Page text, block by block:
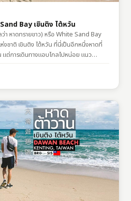
Bay เขินติง ไต้หวัน
า หาดทรายขาว) หรือ White Sand Bay
ชาติ เขินติง ไต้หวัน ที่นี่เป็นอีกหนึ่งหาดที่
ต่การเดินทางแอบไกลไปหน่อย แนว
รายที่นี่สีออกเหลืองๆ มากกว่าขาว ? (ไม่
วาน จะเปลี่ยนมาเล่นน้ำที่นี่ก็ได้นะ…